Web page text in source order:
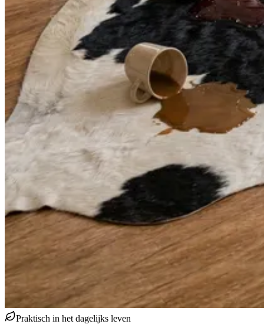
Praktisch in het dagelijks leven